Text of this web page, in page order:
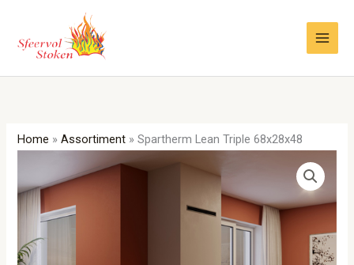
inhoud
Home »Assortiment »Spartherm Lean Triple 68x28x48